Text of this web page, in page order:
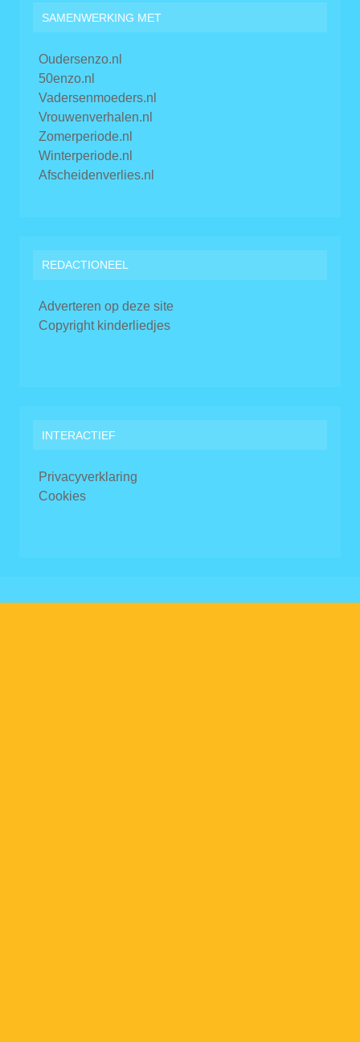
SAMENWERKING MET
Oudersenzo.nl
50enzo.nl
Vadersenmoeders.nl
Vrouwenverhalen.nl
Zomerperiode.nl
Winterperiode.nl
Afscheidenverlies.nl
REDACTIONEEL
Adverteren op deze site
Copyright kinderliedjes
INTERACTIEF
Privacyverklaring
Cookies